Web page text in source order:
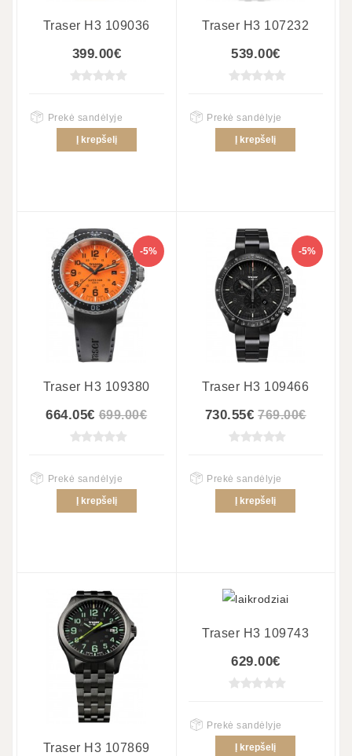
Traser H3 109036
399.00€
Prekė sandėlyje
Į krepšelį
Traser H3 107232
539.00€
Prekė sandėlyje
Į krepšelį
-5%
Traser H3 109380
664.05€ 699.00€
Prekė sandėlyje
Į krepšelį
-5%
Traser H3 109466
730.55€ 769.00€
Prekė sandėlyje
Į krepšelį
Traser H3 107869
Traser H3 109743
629.00€
Prekė sandėlyje
Į krepšelį